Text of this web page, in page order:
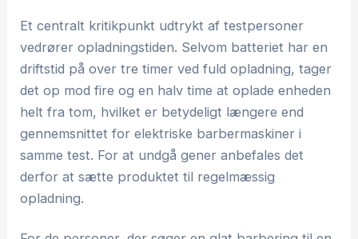
Et centralt kritikpunkt udtrykt af testpersoner
vedrører opladningstiden. Selvom batteriet har en
driftstid på over tre timer ved fuld opladning, tager
det op mod fire og en halv time at oplade enheden
helt fra tom, hvilket er betydeligt længere end
gennemsnittet for elektriske barbermaskiner i
samme test. For at undgå gener anbefales det
derfor at sætte produktet til regelmæssig
opladning.